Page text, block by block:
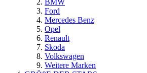
Ford
Mercedes Benz
Opel
Renault
Skoda
Volkswagen
Weitere Marken